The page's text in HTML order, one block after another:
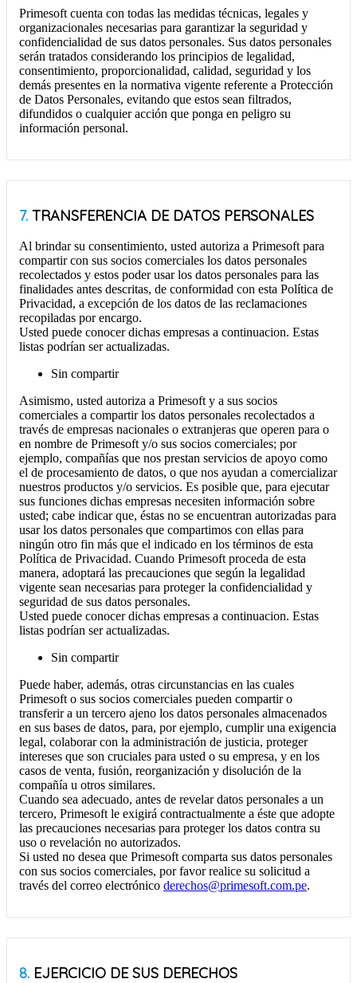
Primesoft cuenta con todas las medidas técnicas, legales y
organizacionales necesarias para garantizar la seguridad y
confidencialidad de sus datos personales. Sus datos personales
serán tratados considerando los principios de legalidad,
consentimiento, proporcionalidad, calidad, seguridad y los
demás presentes en la normativa vigente referente a Protección
de Datos Personales, evitando que estos sean filtrados,
difundidos o cualquier acción que ponga en peligro su
información personal.
7. TRANSFERENCIA DE DATOS PERSONALES
Al brindar su consentimiento, usted autoriza a Primesoft para
compartir con sus socios comerciales los datos personales
recolectados y estos poder usar los datos personales para las
finalidades antes descritas, de conformidad con esta Política de
Privacidad, a excepción de los datos de las reclamaciones
recopiladas por encargo.
Usted puede conocer dichas empresas a continuacion. Estas
listas podrían ser actualizadas.
Sin compartir
Asimismo, usted autoriza a Primesoft y a sus socios
comerciales a compartir los datos personales recolectados a
través de empresas nacionales o extranjeras que operen para o
en nombre de Primesoft y/o sus socios comerciales; por
ejemplo, compañías que nos prestan servicios de apoyo como
el de procesamiento de datos, o que nos ayudan a comercializar
nuestros productos y/o servicios. Es posible que, para ejecutar
sus funciones dichas empresas necesiten información sobre
usted; cabe indicar que, éstas no se encuentran autorizadas para
usar los datos personales que compartimos con ellas para
ningún otro fin más que el indicado en los términos de esta
Política de Privacidad. Cuando Primesoft proceda de esta
manera, adoptará las precauciones que según la legalidad
vigente sean necesarias para proteger la confidencialidad y
seguridad de sus datos personales.
Usted puede conocer dichas empresas a continuacion. Estas
listas podrían ser actualizadas.
Sin compartir
Puede haber, además, otras circunstancias en las cuales
Primesoft o sus socios comerciales pueden compartir o
transferir a un tercero ajeno los datos personales almacenados
en sus bases de datos, para, por ejemplo, cumplir una exigencia
legal, colaborar con la administración de justicia, proteger
intereses que son cruciales para usted o su empresa, y en los
casos de venta, fusión, reorganización y disolución de la
compañía u otros similares.
Cuando sea adecuado, antes de revelar datos personales a un
tercero, Primesoft le exigirá contractualmente a éste que adopte
las precauciones necesarias para proteger los datos contra su
uso o revelación no autorizados.
Si usted no desea que Primesoft comparta sus datos personales
con sus socios comerciales, por favor realice su solicitud a
través del correo electrónico derechos@primesoft.com.pe.
8. EJERCICIO DE SUS DERECHOS